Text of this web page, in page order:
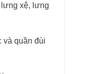
lưng xệ, lưng
và quần đùi